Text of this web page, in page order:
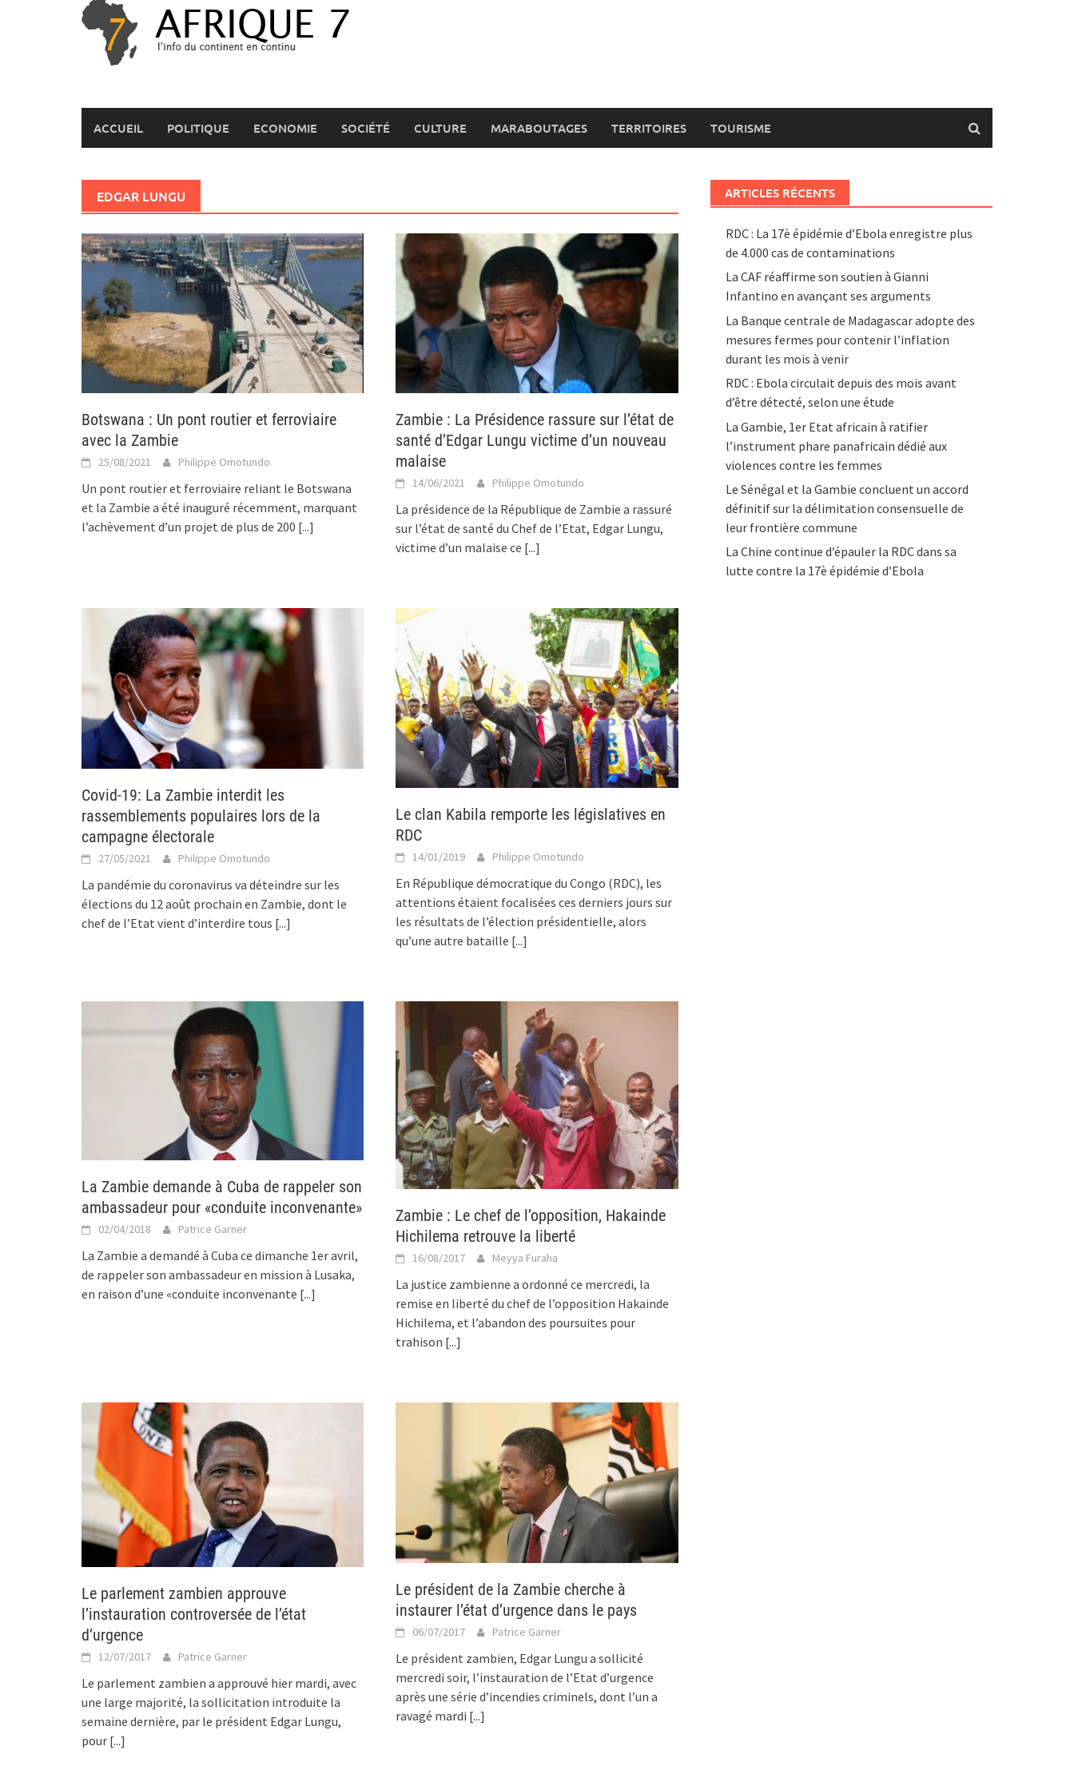
ACCUEIL POLITIQUE ECONOMIE SOCIÉTÉ CULTURE MARABOUTAGES TERRITOIRES TOURISME
EDGAR LUNGU
Botswana : Un pont routier et ferroviaire
avec la Zambie
25/08/2021 Philippe Omotundo
Un pont routier et ferroviaire reliant le Botswana
et la Zambie a été inauguré récemment, marquant
l’achèvement d’un projet de plus de 200 [...]
Zambie : La Présidence rassure sur l’état de
santé d’Edgar Lungu victime d’un nouveau
malaise
14/06/2021 Philippe Omotundo
La présidence de la République de Zambie a rassuré
sur l’état de santé du Chef de l’Etat, Edgar Lungu,
victime d’un malaise ce [...]
Covid-19: La Zambie interdit les
rassemblements populaires lors de la
campagne électorale
27/05/2021 Philippe Omotundo
La pandémie du coronavirus va déteindre sur les
élections du 12 août prochain en Zambie, dont le
chef de l’Etat vient d’interdire tous [...]
Le clan Kabila remporte les législatives en
RDC
14/01/2019 Philippe Omotundo
En République démocratique du Congo (RDC), les
attentions étaient focalisées ces derniers jours sur
les résultats de l’élection présidentielle, alors
qu’une autre bataille [...]
La Zambie demande à Cuba de rappeler son
ambassadeur pour «conduite inconvenante»
02/04/2018 Patrice Garner
La Zambie a demandé à Cuba ce dimanche 1er avril,
de rappeler son ambassadeur en mission à Lusaka,
en raison d’une «conduite inconvenante [...]
Zambie : Le chef de l’opposition, Hakainde
Hichilema retrouve la liberté
16/08/2017 Meyya Furaha
La justice zambienne a ordonné ce mercredi, la
remise en liberté du chef de l’opposition Hakainde
Hichilema, et l’abandon des poursuites pour
trahison [...]
Le parlement zambien approuve
l’instauration controversée de l’état
d’urgence
12/07/2017 Patrice Garner
Le parlement zambien a approuvé hier mardi, avec
une large majorité, la sollicitation introduite la
semaine dernière, par le président Edgar Lungu,
pour [...]
Le président de la Zambie cherche à
instaurer l’état d’urgence dans le pays
06/07/2017 Patrice Garner
Le président zambien, Edgar Lungu a sollicité
mercredi soir, l’instauration de l’Etat d’urgence
après une série d’incendies criminels, dont l’un a
ravagé mardi [...]
ARTICLES RÉCENTS
RDC : La 17è épidémie d’Ebola enregistre plus
de 4.000 cas de contaminations
La CAF réaffirme son soutien à Gianni
Infantino en avançant ses arguments
La Banque centrale de Madagascar adopte des
mesures fermes pour contenir l’inflation
durant les mois à venir
RDC : Ebola circulait depuis des mois avant
d’être détecté, selon une étude
La Gambie, 1er Etat africain à ratifier
l’instrument phare panafricain dédié aux
violences contre les femmes
Le Sénégal et la Gambie concluent un accord
définitif sur la délimitation consensuelle de
leur frontière commune
La Chine continue d’épauler la RDC dans sa
lutte contre la 17è épidémie d’Ebola